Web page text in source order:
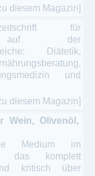
diesem Magazin]
für
auf der
Diätetik,
und
diesem Magazin]
Wein, Olivenöl,
Medium im
das komplett
kritisch über